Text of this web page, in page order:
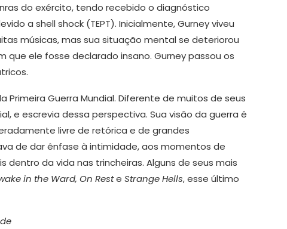
do exército, tendo recebido o diagnóstico
a shell shock (TEPT). Inicialmente, Gurney viveu
músicas, mas sua situação mental se deteriorou
que ele fosse declarado insano. Gurney passou os
Guerra Mundial. Diferente de muitos de seus
e escrevia dessa perspectiva. Sua visão da guerra é
livre de retórica e de grandes
de dar ênfase à intimidade, aos momentos de
dentro da vida nas trincheiras. Alguns de seus mais
in the Ward, On Reste Strange Hells, esse último